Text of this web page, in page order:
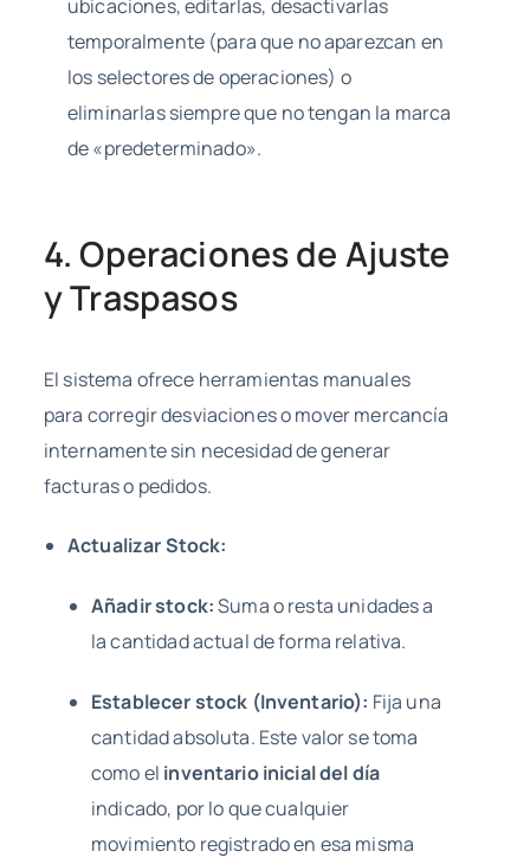
ubicaciones, editarlas, desactivarlas
temporalmente (para que no aparezcan en
los selectores de operaciones) o
eliminarlas siempre que no tengan la marca
de «predeterminado».
4. Operaciones de Ajuste
y Traspasos
El sistema ofrece herramientas manuales
para corregir desviaciones o mover mercancía
internamente sin necesidad de generar
facturas o pedidos.
Actualizar Stock:
Añadir stock:Suma o resta unidades a
la cantidad actual de forma relativa.
Establecer stock (Inventario): Fija una
cantidad absoluta. Este valor se toma
como el inventario inicial del día
indicado, por lo que cualquier
movimiento registrado en esa misma